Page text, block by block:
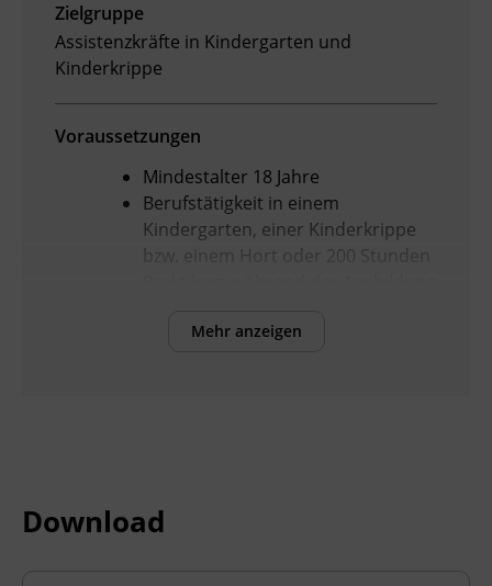
Zielgruppe
Assistenzkräfte in Kindergarten und
Kinderkrippe
Voraussetzungen
Mindestalter 18 Jahre
Berufstätigkeit in einem
Kindergarten, einer Kinderkrippe
bzw. einem Hort oder 200 Stunden
Schulstufe)
Programmen
Mehr anzeigen
Download